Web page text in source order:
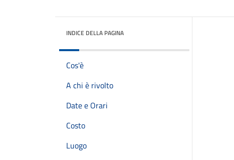
INDICE DELLA PAGINA
Cos'è
A chi è rivolto
Date e Orari
Costo
Luogo